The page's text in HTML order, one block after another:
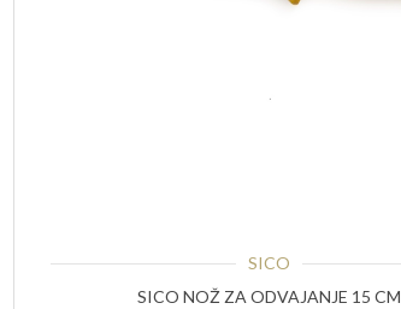
SICO
SICO NOŽ ZA ODVAJANJE 15 CM